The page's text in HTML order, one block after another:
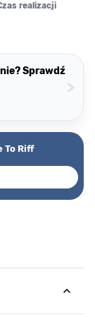
realizacji
Sprawdź
>
To Riff